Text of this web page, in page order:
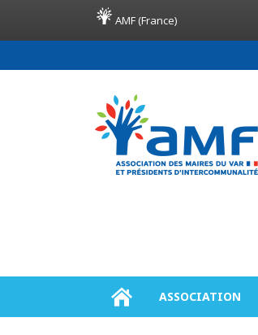
AMF (France)
ASSOCIATION